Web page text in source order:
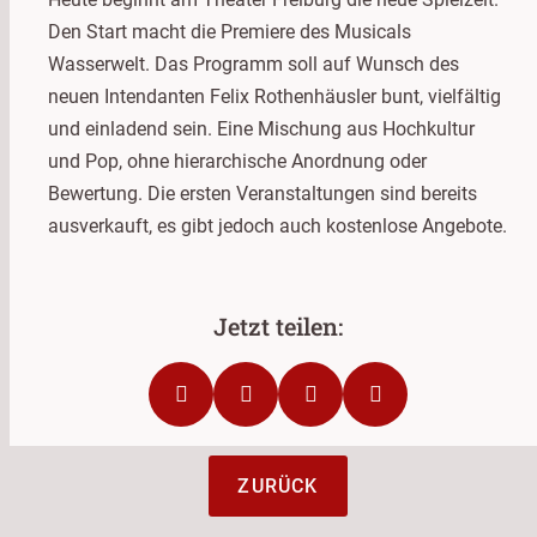
Den Start macht die Premiere des Musicals
Wasserwelt. Das Programm soll auf Wunsch des
neuen Intendanten Felix Rothenhäusler bunt, vielfältig
und einladend sein. Eine Mischung aus Hochkultur
und Pop, ohne hierarchische Anordnung oder
Bewertung. Die ersten Veranstaltungen sind bereits
ausverkauft, es gibt jedoch auch kostenlose Angebote.
ZURÜCK